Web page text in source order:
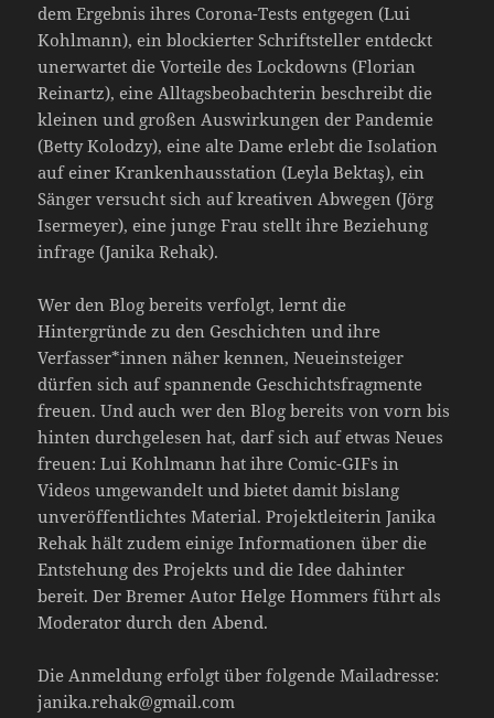
dem Ergebnis ihres Corona-Tests entgegen (Lui
Kohlmann), ein blockierter Schriftsteller entdeckt
unerwartet die Vorteile des Lockdowns (Florian
Reinartz), eine Alltagsbeobachterin beschreibt die
kleinen und großen Auswirkungen der Pandemie
(Betty Kolodzy), eine alte Dame erlebt die Isolation
auf einer Krankenhausstation (Leyla Bektaş), ein
Sänger versucht sich auf kreativen Abwegen (Jörg
Isermeyer), eine junge Frau stellt ihre Beziehung
infrage (Janika Rehak).
Wer den Blog bereits verfolgt, lernt die
Hintergründe zu den Geschichten und ihre
Verfasser*innen näher kennen, Neueinsteiger
dürfen sich auf spannende Geschichtsfragmente
freuen. Und auch wer den Blog bereits von vorn bis
hinten durchgelesen hat, darf sich auf etwas Neues
freuen: Lui Kohlmann hat ihre Comic-GIFs in
Videos umgewandelt und bietet damit bislang
unveröffentlichtes Material. Projektleiterin Janika
Rehak hält zudem einige Informationen über die
Entstehung des Projekts und die Idee dahinter
bereit. Der Bremer Autor Helge Hommers führt als
Moderator durch den Abend.
Die Anmeldung erfolgt über folgende Mailadresse:
janika.rehak@gmail.com